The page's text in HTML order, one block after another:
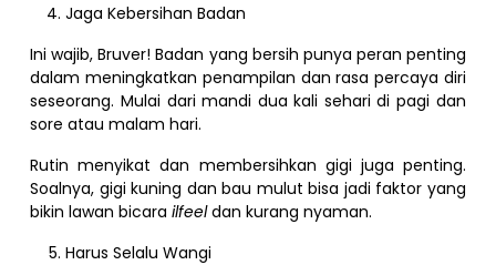
Jaga Kebersihan Badan
Ini wajib, Bruver! Badan yang bersih punya peran penting
dalam meningkatkan penampilan dan rasa percaya diri
seseorang. Mulai dari mandi dua kali sehari di pagi dan
sore atau malam hari.
Rutin menyikat dan membersihkan gigi juga penting.
Soalnya, gigi kuning dan bau mulut bisa jadi faktor yang
bikin lawan bicarailfeeldan kurang nyaman.
Harus Selalu Wangi